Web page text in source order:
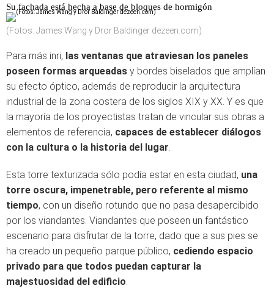
Su fachada está hecha a base de bloques de hormigón
(Fotos: James Wang y Dror Baldinger dezeen.com)
Para más inri, las ventanas que atraviesan los paneles
poseen formas arqueadas y bordes biselados que amplían
su efecto óptico, además de reproducir la arquitectura
industrial de la zona costera de los siglos XIX y XX. Y es que
la mayoría de los proyectistas tratan de vincular sus obras a
elementos de referencia, capaces de establecer diálogos
con la cultura o la historia del lugar.
Esta torre texturizada sólo podía estar en esta ciudad, una
torre oscura, impenetrable, pero referente al mismo
tiempo, con un diseño rotundo que no pasa desapercibido
por los viandantes. Viandantes que poseen un fantástico
escenario para disfrutar de la torre, dado que a sus pies se
ha creado un pequeño parque público, cediendo espacio
privado para que todos puedan capturar la
majestuosidad del edificio.